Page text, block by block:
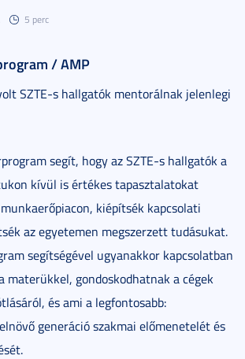
5 perc
/ AMP
SZTE-s hallgatók mentorálnak jelenlegi
segít, hogy az SZTE-s hallgatók a
kívül is értékes tapasztalatokat
kiépítsék kapcsolati
az egyetemen megszerzett tudásukat.
segítségével ugyanakkor kapcsolatban
materükkel, gondoskodhatnak a cégek
és ami a legfontosabb:
generáció szakmai előmenetelét és